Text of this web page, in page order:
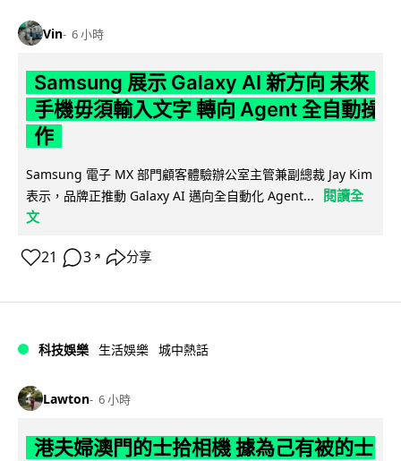
Vin 6 小時
Samsung 展示 Galaxy AI 新方向 未來
手機毋須輸入文字 轉向 Agent 全自動操
作
Samsung 電子 MX 部門顧客體驗辦公室主管兼副總裁 Jay Kim
表示，品牌正推動 Galaxy AI 邁向全自動化 Agent...
閱讀全
文
21 3 ↗ 分享
科技娛樂 生活娛樂 城中熱話
Lawton 6 小時
港夫婦澳門的士拾相機 據為己有被的士